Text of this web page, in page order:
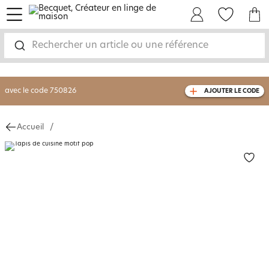
Rechercher un article ou une référence
menu
-30% sur votre commandedès 2 articles
livraison GRATUITEdès 110€ d'achat
avec le code 750826 AJOUTER LE CODE
Accueil